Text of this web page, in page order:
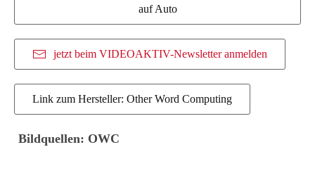
auf Auto
jetzt beim VIDEOAKTIV-Newsletter anmelden
Link zum Hersteller: Other Word Computing
Bildquellen: OWC